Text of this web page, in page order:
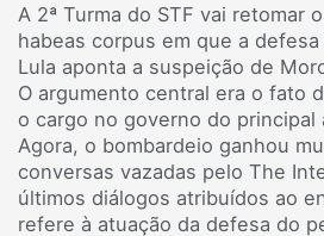
A 2ª Turma do STF vai retomar
habeas corpus em que a
Lula aponta a suspeição de
O argumento central era o fato
o cargo no governo do principal
Agora, o bombardeio ganhou
conversas vazadas pelo The
últimos diálogos atribuídos ao
refere à atuação da defesa do